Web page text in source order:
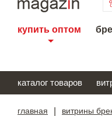
купить оптом
каталог товаров
главная витрины